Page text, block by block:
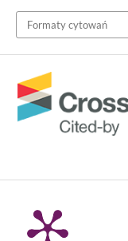
Formaty cytowań